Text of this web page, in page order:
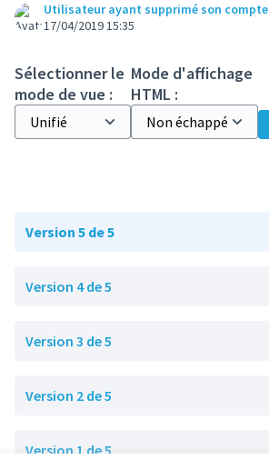
Utilisateur ayant supprimé son compte
17/04/2019 15:35
Sélectionner le
mode de vue :
Mode d'affichage
HTML :
Version 5 de 5
Version 4 de 5
Version 3 de 5
Version 2 de 5
Version 1 de 5